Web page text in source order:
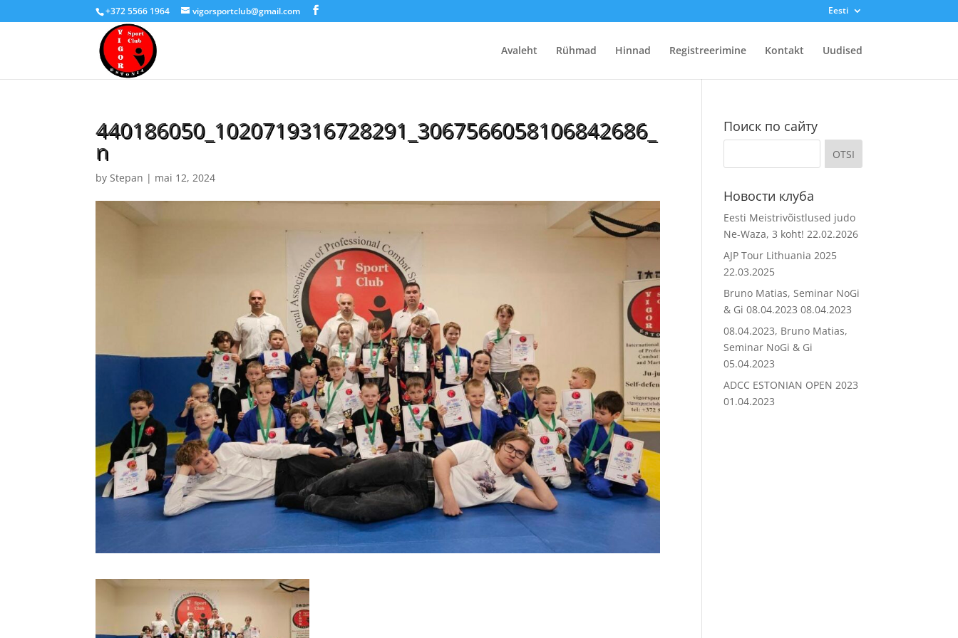
+372 5566 1964 vigorsportclub@gmail.com Eesti
Avaleht Rühmad Hinnad Registreerimine Kontakt Uudised
440186050_1020719316728291_3067566058106842686_
n
byStepan | mai 12, 2024
Поиск по сайту
Новости клуба
Eesti Meistrivõistlused judo
Ne-Waza, 3 koht! 22.02.2026
AJP Tour Lithuania 2025
22.03.2025
Bruno Matias, Seminar NoGi
& Gi 08.04.2023 08.04.2023
08.04.2023, Bruno Matias,
Seminar NoGi & Gi
05.04.2023
ADCC ESTONIAN OPEN 2023
01.04.2023